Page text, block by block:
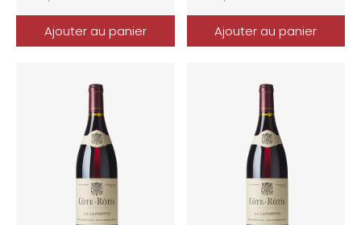
Ajouter au panier Ajouter au panier